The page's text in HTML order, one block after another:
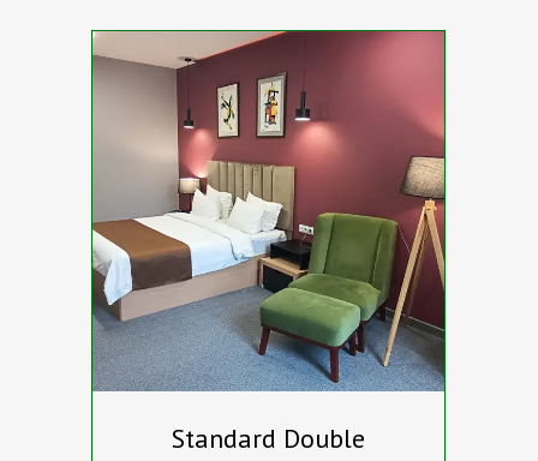
Standard Double